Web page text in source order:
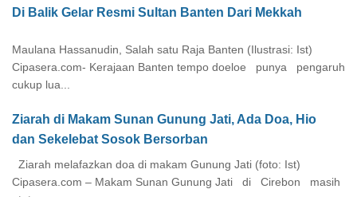
Di Balik Gelar Resmi Sultan Banten Dari Mekkah
Maulana Hassanudin, Salah satu Raja Banten (Ilustrasi: Ist)
Cipasera.com- Kerajaan Banten tempo doeloe punya pengaruh
cukup lua...
Ziarah di Makam Sunan Gunung Jati, Ada Doa, Hio
dan Sekelebat Sosok Bersorban
Ziarah melafazkan doa di makam Gunung Jati (foto: Ist)
Cipasera.com – Makam Sunan Gunung Jati di Cirebon masih